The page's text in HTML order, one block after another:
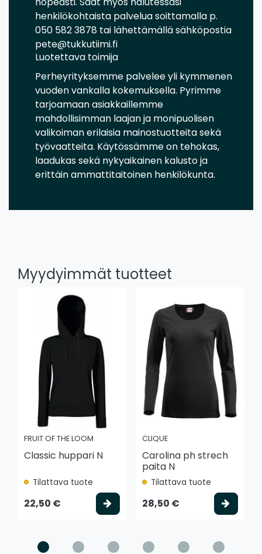
henkilökohtaista palvelua soittamalla p.
050 582 3878 tai lähettämällä sähköpostia
pete@tukkutiimi.fi
Luotettava toimija
Perheyrityksemme palvelee yli kymmenen
vuoden vankalla kokemuksella. Pyrimme
tarjoamaan asiakkaillemme
mahdollisimman laajan ja monipuolisen
valikoiman erilaisia mainostuotteita sekä
työvaatteita. Käytössämme on tehokas,
laadukas sekä nykyaikainen kalusto ja
erittäin ammattitaitoinen henkilökunta.
Myydyimmät tuotteet
FRUIT OF THE LOOM
Classic huppari N
Tilattava tuote
22,50 € Valitse vaihtoehto
CLIQUE
Carolina ph strech
paita N
Tilattava tuote
28,50 €